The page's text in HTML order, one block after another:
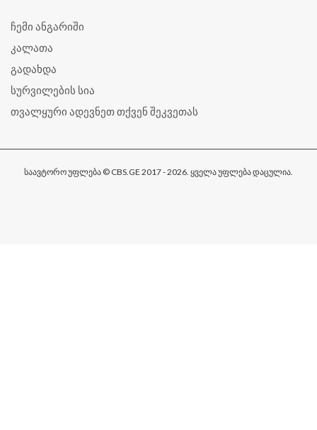
ჩემი ანგარიში
კალათა
გადახდა
სურვილების სია
თვალყური ადევნეთ თქვენ შეკვეთას
საავტორო უფლება © CBS.GE 2017 - 2026. ყველა უფლება დაცულია.